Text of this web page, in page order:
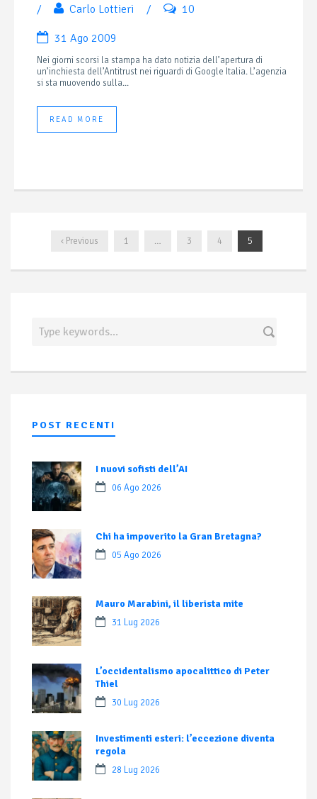
/
Carlo Lottieri / 10
31 Ago 2009
Nei giorni scorsi la stampa ha dato notizia dell’apertura di
un’inchiesta dell’Antitrust nei riguardi di Google Italia. L’agenzia
si sta muovendo sulla...
READ MORE
‹ Previous 1 … 3 4 5
POST RECENTI
I nuovi sofisti dell’AI
06 Ago 2026
Chi ha impoverito la Gran Bretagna?
05 Ago 2026
Mauro Marabini, il liberista mite
31 Lug 2026
L’occidentalismo apocalittico di Peter
Thiel
30 Lug 2026
Investimenti esteri: l’eccezione diventa
regola
28 Lug 2026